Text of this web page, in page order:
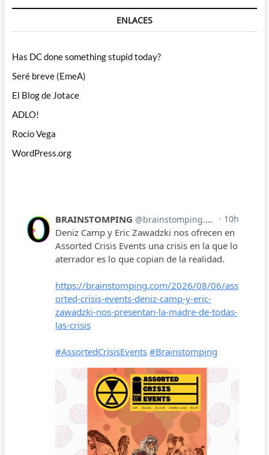
ENLACES
Has DC done something stupid today?
Seré breve (EmeA)
El Blog de Jotace
ADLO!
Rocío Vega
WordPress.org